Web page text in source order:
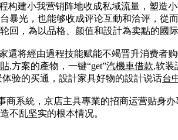
构建小我营销阵地收成私域流量，塑
暴光，也能够收成评论互動和洽评，
回，為以品格、颜值和設計為卖點的國
還将經由過程技能赋能不竭晋升消费
,方案的產物，一键“get”汽機車借款,软装
验的买通，設計家具好物的設計说话台
商系統，京店主具專業的招商运营贴身
不乱坚实的根本情况。